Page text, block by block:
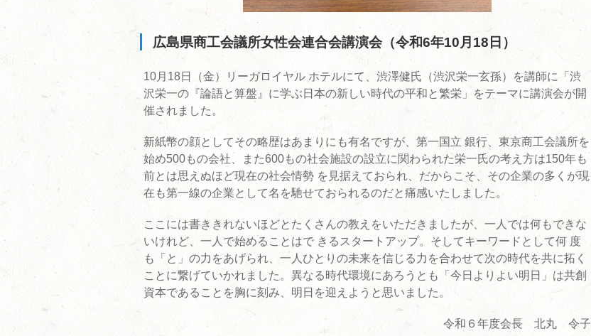
広島県商工会議所女性会連合会講演会（令和6年10月18日）
10月18日（金）リーガロイヤル ホテルにて、渋澤健氏（渋沢栄一玄孫）を講師に「渋
沢栄一の『論語と算盤』に学ぶ日本の新しい時代の平和と繁栄」をテーマに講演会が開
催されました。
新紙幣の顔としてその略歴はあまりにも有名ですが、第一国立 銀行、東京商工会議所を
始め500もの会社、また600もの社会施設の設立に関わられた栄一氏の考え方は150年も
前とは思えぬほど現在の社会情勢 を見据えておられ、だからこそ、その企業の多くが現
在も第一線の企業として名を馳せておられるのだと痛感いたしました。
ここには書ききれないほどとたくさんの教えをいただきましたが、一人では何もできな
いけれど、一人で始めることはで きるスタートアップ。そしてキーワードとして何 度
も「と」の力をあげられ、一人ひとりの未来を信じる力を合わせて次の時代を共に拓く
ことに繋げていかれました。異なる時代環境にあろうとも「今日よりよい明日」は共創
資本であることを胸に刻み、明日を迎えようと思いました。
令和６年度会長 北丸 令子